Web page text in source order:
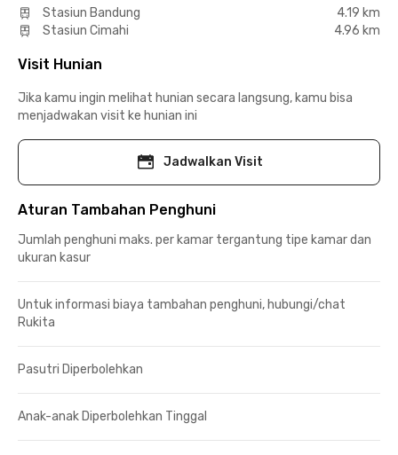
Stasiun Bandung
4.19 km
Stasiun Cimahi
4.96 km
Visit Hunian
Jika kamu ingin melihat hunian secara langsung, kamu bisa
menjadwakan visit ke hunian ini
Jadwalkan Visit
Aturan Tambahan Penghuni
Jumlah penghuni maks. per kamar tergantung tipe kamar dan
ukuran kasur
Untuk informasi biaya tambahan penghuni, hubungi/chat
Rukita
Pasutri Diperbolehkan
Anak-anak Diperbolehkan Tinggal